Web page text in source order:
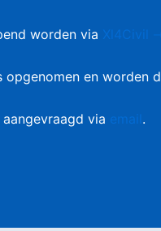
worden via Xl4Civil
en worden
via email.